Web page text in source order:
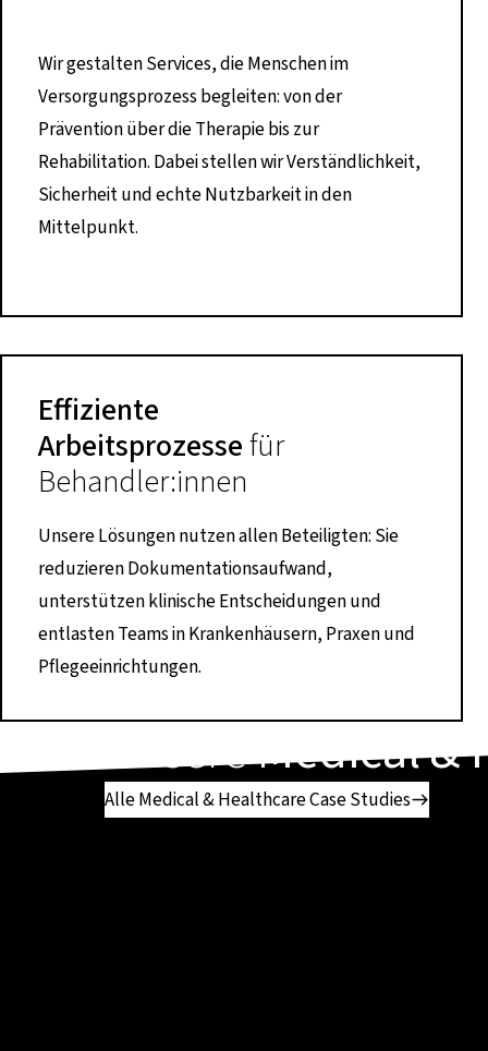
Wir gestalten Services, die Menschen im
Versorgungsprozess begleiten: von der
Prävention über die Therapie bis zur
Rehabilitation. Dabei stellen wir Verständlichkeit,
Sicherheit und echte Nutzbarkeit in den
Mittelpunkt.
Effiziente
Arbeitsprozessefür
Behandler:innen
Unsere Lösungen nutzen allen Beteiligten: Sie
reduzieren Dokumentationsaufwand,
unterstützen klinische Entscheidungen und
entlasten Teams in Krankenhäusern, Praxen und
Pflegeeinrichtungen.
UnsereMedical &
Alle Medical & Healthcare Case Studies